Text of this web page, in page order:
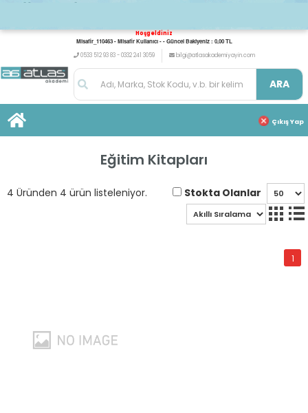
Hoşgeldiniz
Misafir_110463 - Misafir Kullanıcı - - Güncel Bakiyeniz : 0,00 TL
0533 512 93 83 - 0332 241 3059
bilgi@atlasakademiyayin.com
ARA
Çıkış Yap
Eğitim Kitapları
4 Üründen 4 ürün listeleniyor. Stokta Olanlar
1